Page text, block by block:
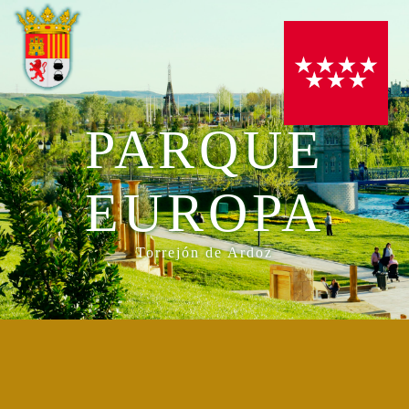
PARQUE
EUROPA
Torrejón de Ardoz